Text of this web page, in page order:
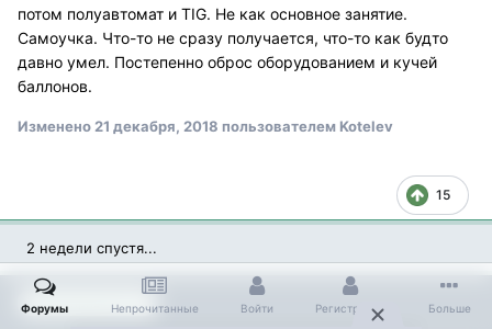
потом полуавтомат и TIG. Не как основное занятие.
Самоучка. Что-то не сразу получается, что-то как будто
давно умел. Постепенно оброс оборудованием и кучей
баллонов.
Изменено 21 декабря, 2018 пользователем Kotelev
15
2 недели спустя...
Популярный пост
Форумы Непрочитанные Войти Регистрация Больше